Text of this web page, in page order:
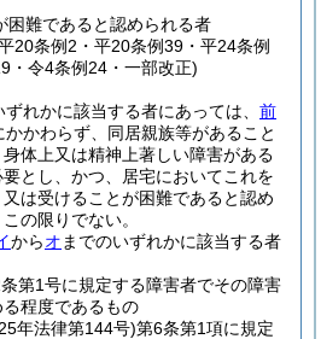
困難であると認められる者
20条例2・平20条例39・平24条例
・令4条例24・一部改正)
ずれかに該当する者にあっては、 前
かかわらず、同居親族等があること
身体上又は精神上著しい障害がある
とし、かつ、居宅においてこれを
は受けることが困難であると認め
の限りでない。
からオ までのいずれかに該当する者
第1号に規定する障害者でその障害
程度であるもの
年法律第144号)第6条第1項に規定